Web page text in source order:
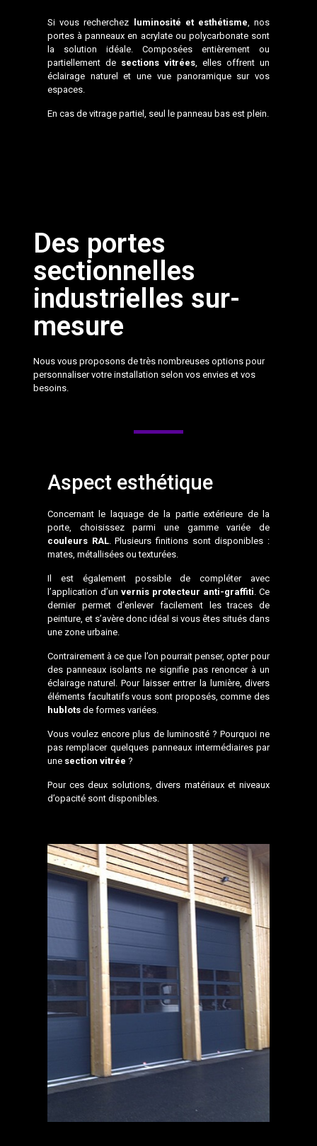
Si vous recherchez luminosité et esthétisme , nos
portes à panneaux en acrylate ou polycarbonate sont
la solution idéale. Composées entièrement ou
partiellement de sections vitrées , elles offrent un
éclairage naturel et une vue panoramique sur vos
espaces.
En cas de vitrage partiel, seul le panneau bas est plein.
Des portes
sectionnelles
industrielles sur-
mesure
Nous vous proposons de très nombreuses options pour
personnaliser votre installation selon vos envies et vos
besoins.
Aspect esthétique
Concernant le laquage de la partie extérieure de la
porte, choisissez parmi une gamme variée de
couleurs RAL. Plusieurs finitions sont disponibles :
mates, métallisées ou texturées.
Il est également possible de compléter avec
l’application d’un vernis protecteur anti-graffiti . Ce
dernier permet d’enlever facilement les traces de
peinture, et s’avère donc idéal si vous êtes situés dans
une zone urbaine.
Contrairement à ce que l’on pourrait penser, opter pour
des panneaux isolants ne signifie pas renoncer à un
éclairage naturel. Pour laisser entrer la lumière, divers
éléments facultatifs vous sont proposés, comme des
hublotsde formes variées.
Vous voulez encore plus de luminosité ? Pourquoi ne
pas remplacer quelques panneaux intermédiaires par
une section vitrée ?
Pour ces deux solutions, divers matériaux et niveaux
d’opacité sont disponibles.